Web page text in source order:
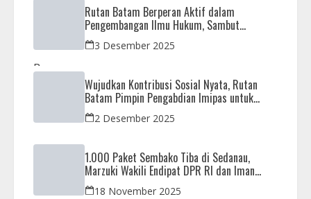
Rutan Batam Berperan Aktif dalam
Pengembangan Ilmu Hukum, Sambut
Kunjungan Observasi Mahasiswa UIB
3 Desember 2025
Wujudkan Kontribusi Sosial Nyata, Rutan
Batam Pimpin Pengabdian Imipas untuk
Negeri di Masjid Syahrom Ba’dawi
2 Desember 2025
1.000 Paket Sembako Tiba di Sedanau,
Marzuki Wakili Endipat DPR RI dan Iman
Sutiawan Kawal Reses di Natuna
18 November 2025